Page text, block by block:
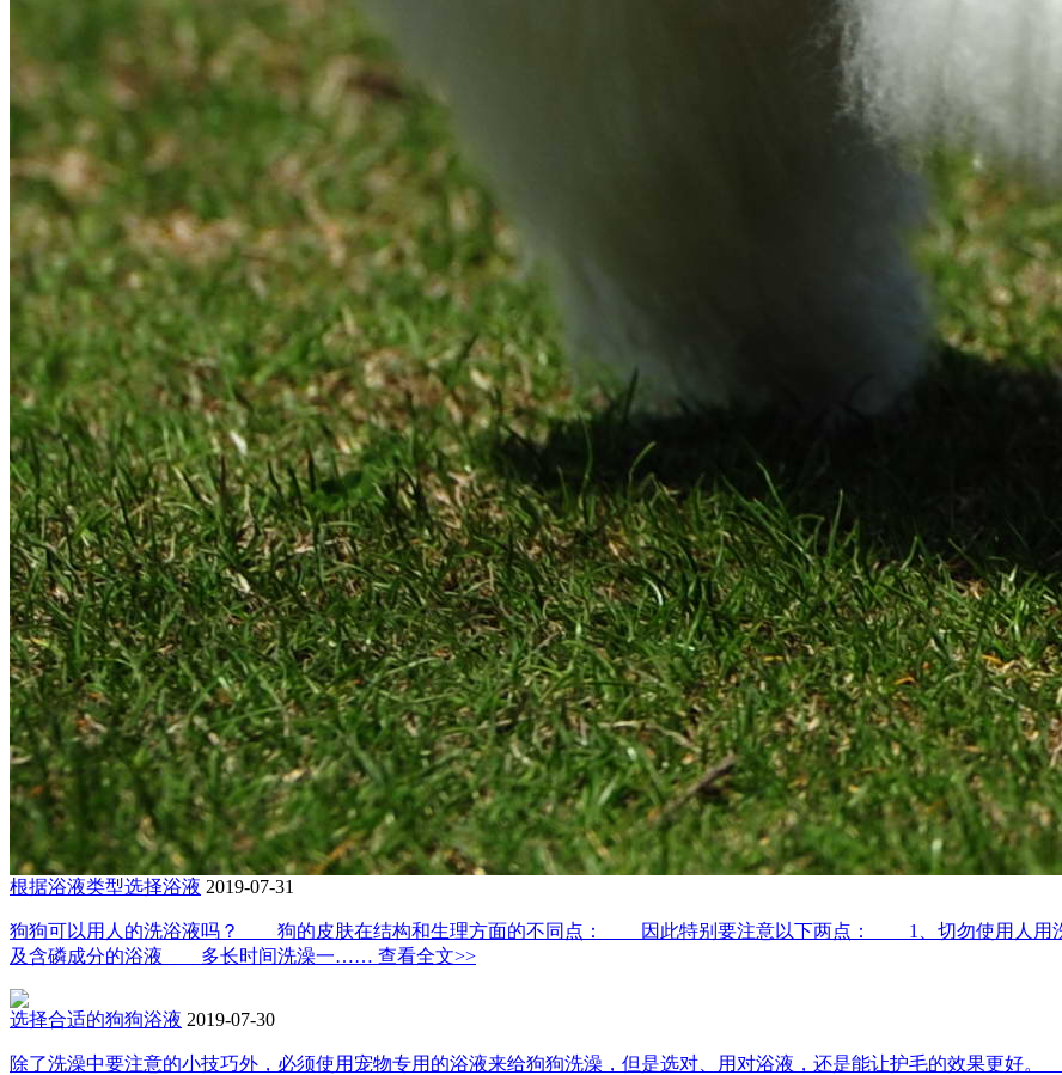
根据浴液类型选择浴液 2019-07-31
狗狗可以用人的洗浴液吗？ 狗的皮肤在结构和生理方面的不同点： 因此特别要注意以下两点： 1、切勿使用人用
及含磷成分的浴液 多长时间洗澡一…… 查看全文>>
选择合适的狗狗浴液 2019-07-30
除了洗澡中要注意的小技巧外，必须使用宠物专用的浴液来给狗狗洗澡，但是选对、用对浴液，还是能让护毛的效果